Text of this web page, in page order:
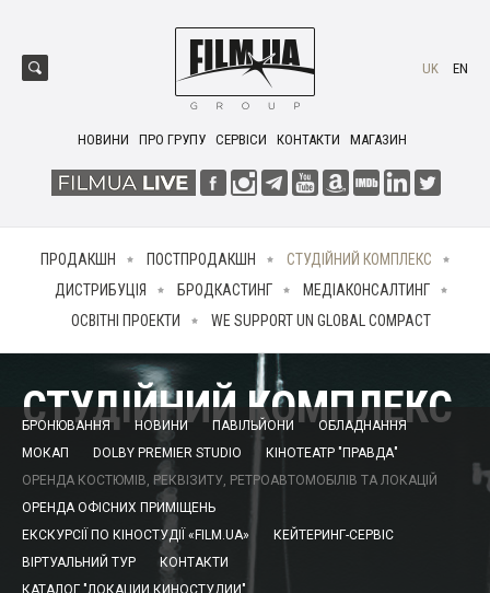
НОВИНИ ПРО ГРУПУ СЕРВІСИ КОНТАКТИ МАГАЗИН
UK EN
ПРОДАКШН ПОСТПРОДАКШН
СТУДІЙНИЙ КОМПЛЕКС
ДИСТРИБУЦІЯ
БРОДКАСТИНГ
МЕДІАКОНСАЛТИНГ
ОСВІТНІ ПРОЕКТИ
WE SUPPORT UN GLOBAL COMPACT
СТУДІЙНИЙ КОМПЛЕКС
БРОНЮВАННЯ НОВИНИ ПАВІЛЬЙОНИ
ОБЛАДНАННЯ
МОКАП
DOLBY PREMIER STUDIO
КІНОТЕАТР "ПРАВДА"
ОРЕНДА КОСТЮМІВ, РЕКВІЗИТУ, РЕТРОАВТОМОБІЛІВ ТА ЛОКАЦІЙ
ОРЕНДА ОФІСНИХ ПРИМІЩЕНЬ
ЕКСКУРСІЇ ПО КІНОСТУДІЇ «FILM.UA»
КЕЙТЕРИНГ-СЕРВІС
ВІРТУАЛЬНИЙ ТУР
КОНТАКТИ
КАТАЛОГ "ЛОКАЦИИ КИНОСТУДИИ"